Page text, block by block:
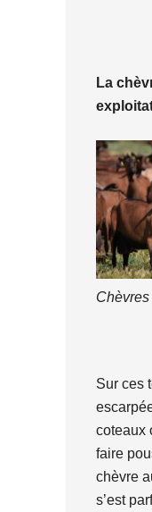
La
Sur ces
coteaux
faire
chèvre
s’est